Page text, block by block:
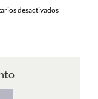
desactivadosen